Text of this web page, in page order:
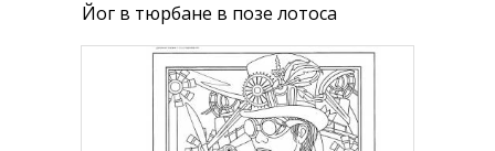
Йог в тюрбане в позе лотоса